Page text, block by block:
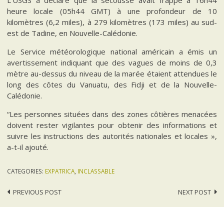
heure locale (05h44 GMT) à une profondeur de 10
kilomètres (6,2 miles), à 279 kilomètres (173 miles) au sud-
est de Tadine, en Nouvelle-Calédonie.
Le Service météorologique national américain a émis un
avertissement indiquant que des vagues de moins de 0,3
mètre au-dessus du niveau de la marée étaient attendues le
long des côtes du Vanuatu, des Fidji et de la Nouvelle-
Calédonie.
“Les personnes situées dans des zones côtières menacées
doivent rester vigilantes pour obtenir des informations et
suivre les instructions des autorités nationales et locales »,
a-t-il ajouté.
CATEGORIES: EXPATRICA, INCLASSABLE
Post
PREVIOUS POST NEXT POST